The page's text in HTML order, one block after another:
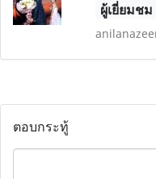
ผู้เยี่ยมชม
ตอบกระทู้